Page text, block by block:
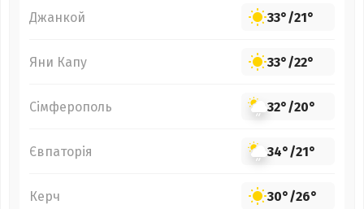
Джанкой 33°/21°
Яни Капу 33°/22°
Сімферополь 32°/20°
Євпаторія 34°/21°
Керч 30°/26°